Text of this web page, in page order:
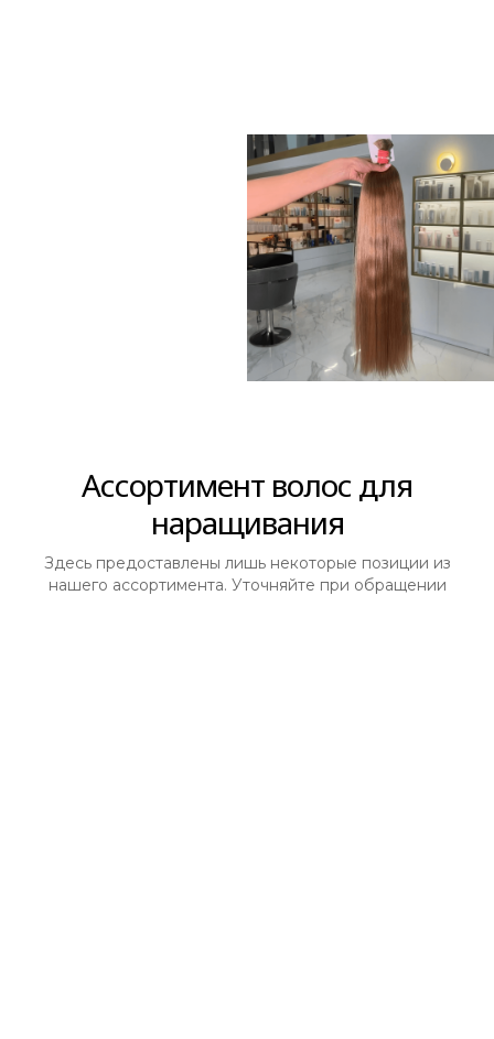
Ассортимент волос для
наращивания
Здесь предоставлены лишь некоторые позиции из
нашего ассортимента. Уточняйте при обращении